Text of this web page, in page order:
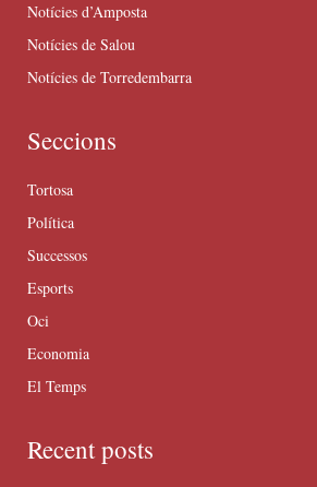
Notícies d’Amposta
Notícies de Salou
Notícies de Torredembarra
Seccions
Tortosa
Política
Successos
Esports
Oci
Economia
El Temps
Recent posts